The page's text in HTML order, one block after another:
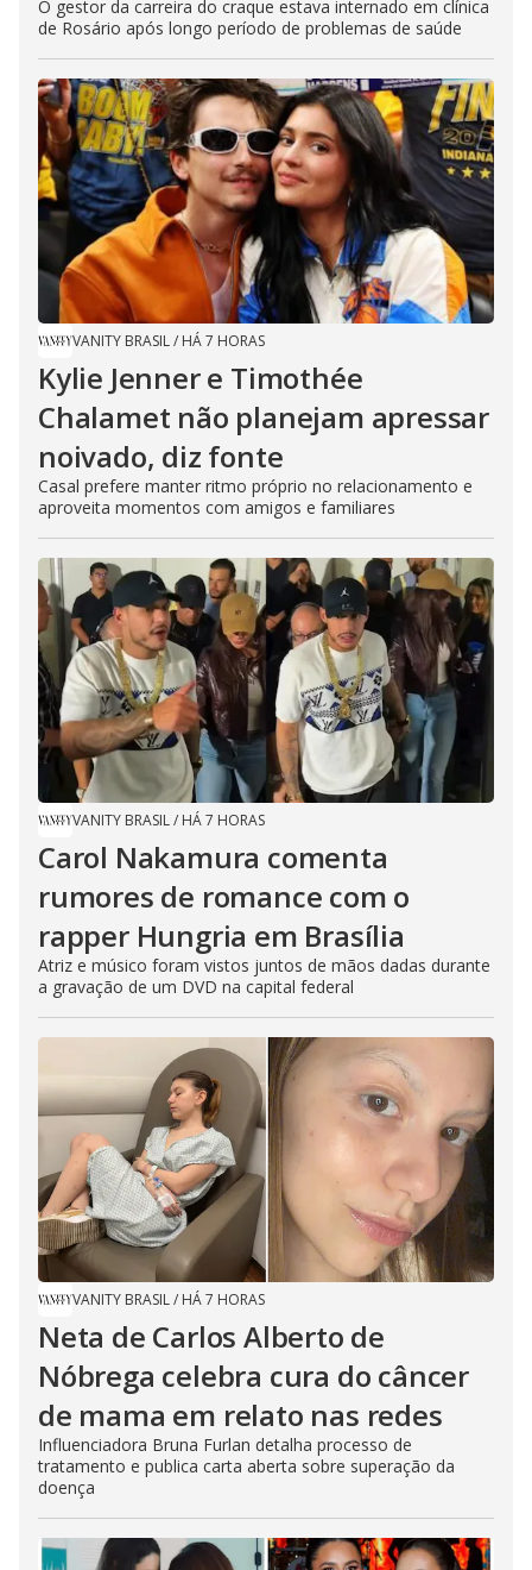
O gestor da carreira do craque estava internado em clínica
de Rosário após longo período de problemas de saúde
VANITY BRASIL/ HÁ 7 HORAS
Kylie Jenner e Timothée
Chalamet não planejam apressar
noivado, diz fonte
Casal prefere manter ritmo próprio no relacionamento e
aproveita momentos com amigos e familiares
VANITY BRASIL/ HÁ 7 HORAS
Carol Nakamura comenta
rumores de romance com o
rapper Hungria em Brasília
Atriz e músico foram vistos juntos de mãos dadas durante
a gravação de um DVD na capital federal
VANITY BRASIL/ HÁ 7 HORAS
Neta de Carlos Alberto de
Nóbrega celebra cura do câncer
de mama em relato nas redes
Influenciadora Bruna Furlan detalha processo de
tratamento e publica carta aberta sobre superação da
doença